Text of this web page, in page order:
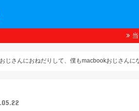
じさんにおねだりして、僕もmacbookおじさんに